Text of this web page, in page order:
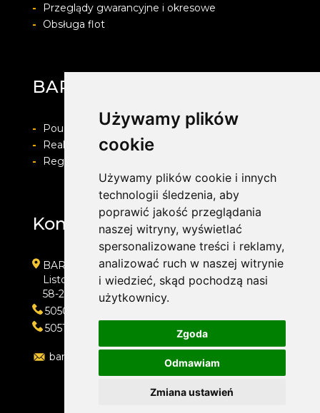
Używamy plików
cookie
Używamy plików cookie i innych
technologii śledzenia, aby
poprawić jakość przeglądania
naszej witryny, wyświetlać
spersonalizowane treści i reklamy,
analizować ruch w naszej witrynie
i wiedzieć, skąd pochodzą nasi
użytkownicy.
Zgoda
Odmawiam
Zmiana ustawień
-
Przeglądy gwarancyjne i okresowe
-
Obsługa flot
BARWACZ GROUP
-
Pouczenie o prawie do odstapienia od umowy
-
Realizacja zamówienia i formy płatności
-
Regulamin i Polityka prywatności
Kontakt
BARWACZ GROUP
Listopada 7
58-200 Dzierżoniów
505016318
505143159
barwacz.group@gmail.com